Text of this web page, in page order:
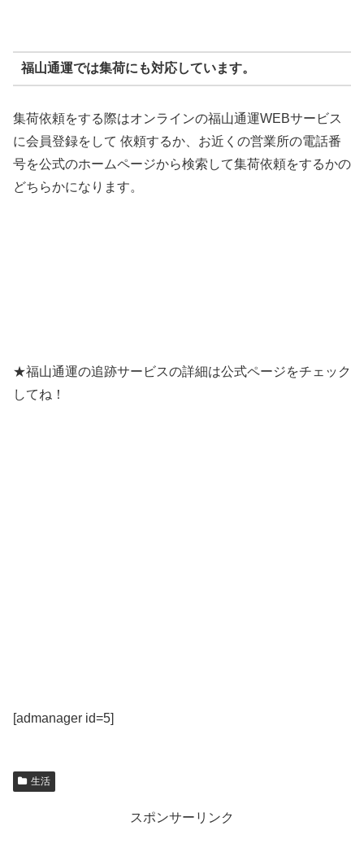
福山通運では集荷にも対応しています。
集荷依頼をする際はオンラインの福山通運WEBサービス
に会員登録をして 依頼するか、お近くの営業所の電話番
号を公式のホームページから検索して集荷依頼をするかの
どちらかになります。
★福山通運の追跡サービスの詳細は公式ページをチェック
してね！
[admanager id=5]
生活
スポンサーリンク